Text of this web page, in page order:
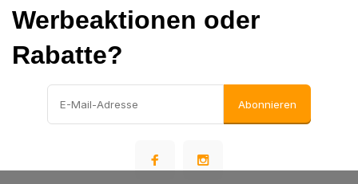
Werbeaktionen oder
Rabatte?
Abonnieren